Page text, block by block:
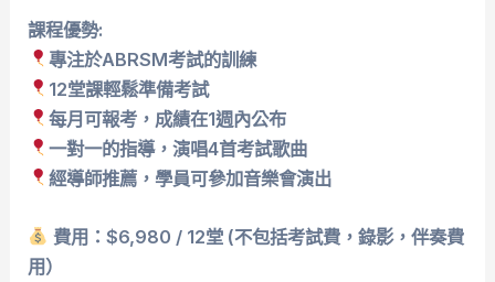
課程優勢:
專注於ABRSM考試的訓練
12堂課輕鬆準備考試
每月可報考，成績在1週內公布
一對一的指導，演唱4首考試歌曲
經導師推薦，學員可參加音樂會演出
費用：$6,980 / 12堂 (不包括考試費，錄影，伴奏費
用）